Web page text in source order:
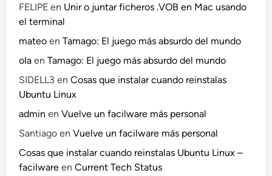
FELIPE en Unir o juntar ficheros .VOB en Mac usando
el terminal
mateo enTamago: El juego más absurdo del mundo
ola enTamago: El juego más absurdo del mundo
SIDELL3 enCosas que instalar cuando reinstalas
Ubuntu Linux
admin enVuelve un facilware más personal
Santiago enVuelve un facilware más personal
Cosas que instalar cuando reinstalas Ubuntu Linux –
facilware enCurrent Tech Status